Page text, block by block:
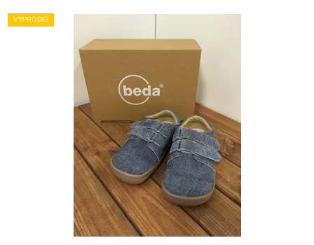
VÝPRODEJ